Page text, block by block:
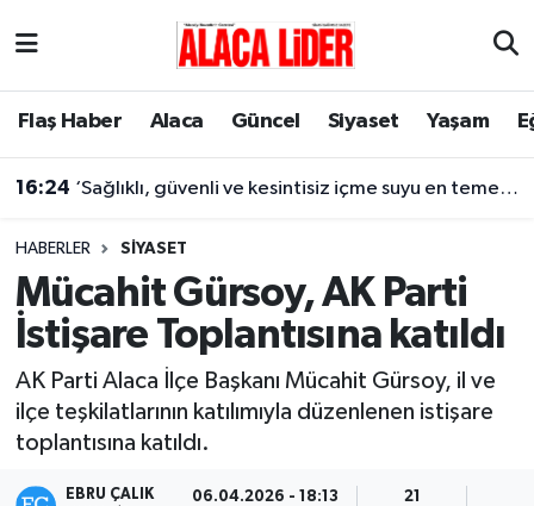
Flaş Haber Alaca Güncel Siyaset Yaşam
16:24 ‘Sağlıklı, güvenli ve kesintisiz içme suyu en temel önceliğimiz’
HABERLER SIYASET
Mücahit Gürsoy, AK Parti
İstişare Toplantısına katıldı
AK Parti Alaca İlçe Başkanı Mücahit Gürsoy, il ve
ilçe teşkilatlarının katılımıyla düzenlenen istişare
toplantısına katıldı.
EBRU ÇALIK 06.04.2026 - 18:13 21
Çorum Nöbetçi Eczaneler
Çorum Trafik Yoğunluk Haritası
Süper Lig Puan Durumu ve Fikstür
Tüm Manşetler
Son Dakika Haberleri